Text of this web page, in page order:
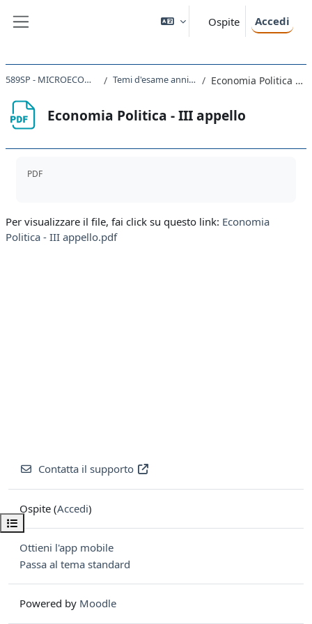
Ospite Accedi
Apri indice del corso
589SP - MICROECONOMIA 2024 Temi d'esame anni precedenti Economia Politica - III appello
Economia Politica - III appello
PDF
Per visualizzare il file, fai click su questo link: Economia
Politica - III appello.pdf
Contatta il supporto
Ospite (Accedi)
Ottieni l'app mobile
Passa al tema standard
Powered by Moodle